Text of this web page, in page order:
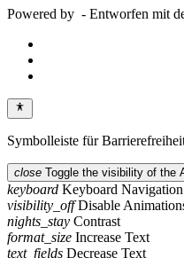
Powered by - Entworfen mit
Symbolleiste für
close Toggle the visibility of the
keyboard Keyboard Navigation
visibility_off Disable
nights_stay Contrast
format_size Increase Text
text_fields Decrease Text